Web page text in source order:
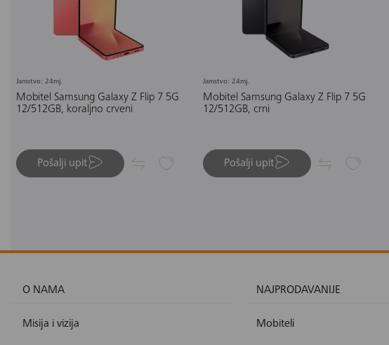
Jamstvo: 24mj.
Mobitel Samsung Galaxy Z Flip 7 5G
12/512GB, koraljno crveni
Pošalji upit
Jamstvo: 24mj.
Mobitel Samsung Galaxy Z Flip 7 5G
12/512GB, crni
Pošalji upit
O NAMA
Misija i vizija
NAJPRODAVANIJE
Mobiteli